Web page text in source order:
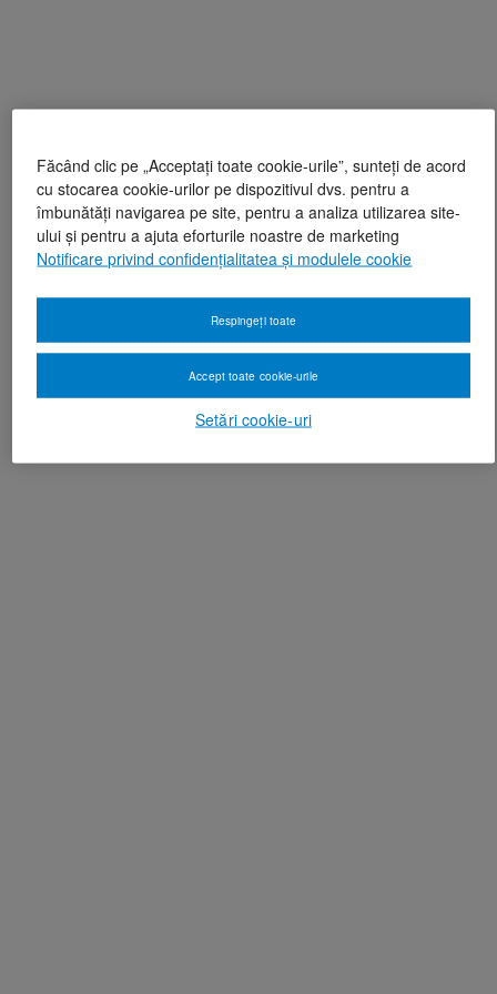
Făcând clic pe „Acceptați toate cookie-urile”, sunteți de acord
cu stocarea cookie-urilor pe dispozitivul dvs. pentru a
îmbunătăți navigarea pe site, pentru a analiza utilizarea site-
ului și pentru a ajuta eforturile noastre de marketing
Notificare privind confidențialitatea și modulele cookie
Setări cookie-uri
Respingeți toate
Accept toate cookie-urile